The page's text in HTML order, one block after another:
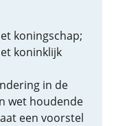
koningschap;
koninklijk
in de
wet houdende
een voorstel